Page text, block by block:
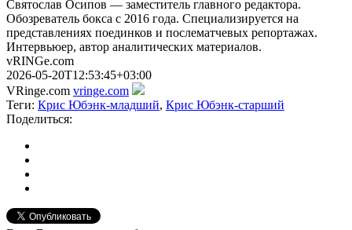
Святослав Осипов — заместитель главного редактора.
Обозреватель бокса с 2016 года. Специализируется на
представлениях поединков и послематчевых репортажах.
Интервьюер, автор аналитических материалов.
vRINGe.com
2026-05-20T12:53:45+03:00
VRinge.com vringe.com
Теги: Крис Юбэнк-младший, Крис Юбэнк-старший
Поделиться: